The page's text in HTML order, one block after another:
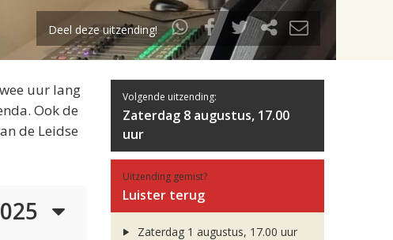
Deel deze uitzending!
uur lang
Ook de
de Leidse
Volgende uitzending:
Zaterdag 8 augustus, 17.00
uur
Uitzending gemist?
Luister terug
Zaterdag 1 augustus, 17.00 uur